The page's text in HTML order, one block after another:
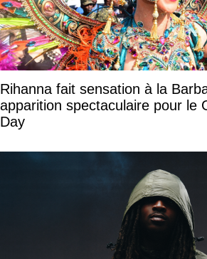
Rihanna fait sensation à la
apparition spectaculaire pour le
Day